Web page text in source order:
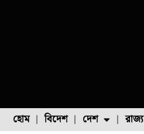
হোম বিদেশ দেশ রাজ্য